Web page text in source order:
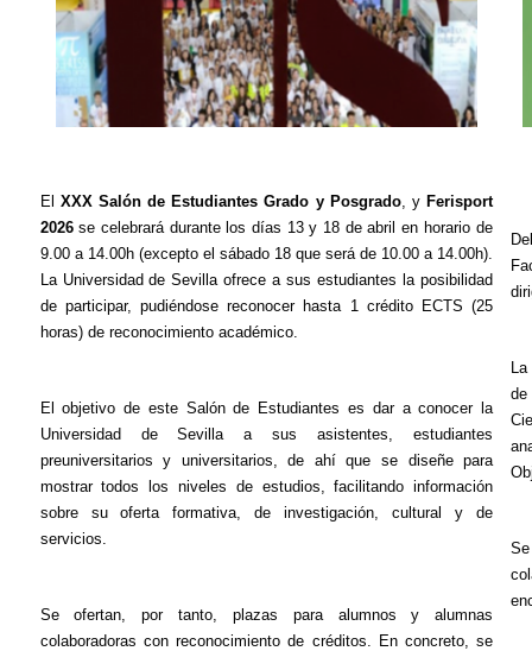
El XXX Salón de Estudiantes Grado y Posgrado, y Ferisport
2026se celebrará durante los días 13 y 18 de abril en horario de
9.00 a 14.00h (excepto el sábado 18 que será de 10.00 a 14.00h).
La Universidad de Sevilla ofrece a sus estudiantes la posibilidad
de participar, pudiéndose reconocer hasta 1 crédito ECTS (25
horas) de reconocimiento académico.
El objetivo de este Salón de Estudiantes es dar a conocer la
Universidad de Sevilla a sus asistentes, estudiantes
preuniversitarios y universitarios, de ahí que se diseñe para
mostrar todos los niveles de estudios, facilitando información
sobre su oferta formativa, de investigación, cultural y de
servicios.
Se ofertan, por tanto, plazas para alumnos y alumnas
colaboradoras con reconocimiento de créditos. En concreto, se
de